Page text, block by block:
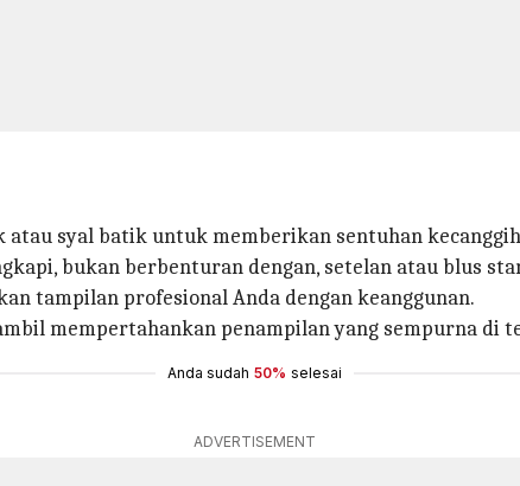
syal batik untuk memberikan sentuhan
bukan berbenturan dengan, setelan atau blus
tampilan profesional Anda dengan keanggunan.
mempertahankan penampilan yang sempurna di
Anda sudah 50% selesai
ADVERTISEMENT